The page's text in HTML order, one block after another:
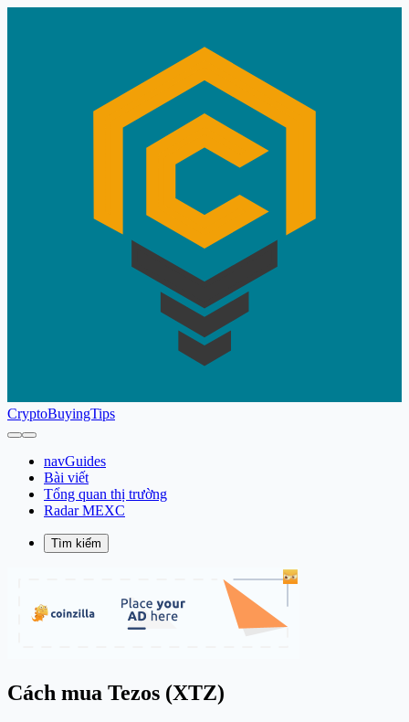
CryptoBuyingTips
navGuides
Bài viết
Tổng quan thị trường
Radar MEXC
Tìm kiếm
Cách mua Tezos (XTZ)